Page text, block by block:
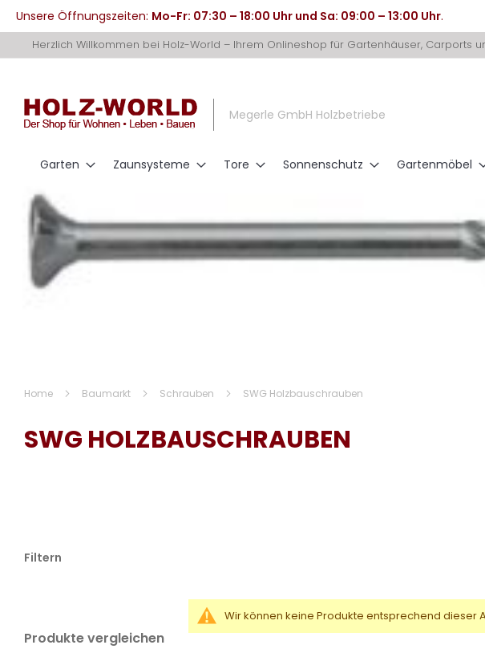
Unsere Öffnungszeiten: Mo-Fr: 07:30 – 18:00 Uhr und Sa: 09:00 – 13:00 Uhr.
zum
Herzlich Willkommen bei Holz-World – Ihrem Onlineshop für Gartenhäuser, Carports
Megerle GmbH Holzbetriebe
Garten Zaunsysteme Tore Sonnenschutz Gartenmöbel
Home Baumarkt Schrauben SWG Holzbauschrauben
SWG HOLZBAUSCHRAUBEN
Wir können keine Produkte entsprechend dieser
Filtern
Produkte vergleichen